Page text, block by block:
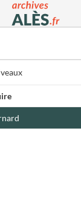
municipales d'Alès